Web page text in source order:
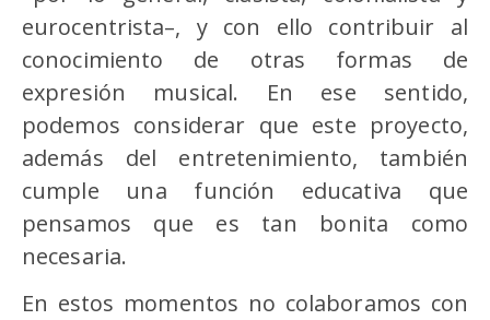
eurocentrista–, y con ello contribuir al
conocimiento de otras formas de
expresión musical. En ese sentido,
podemos considerar que este proyecto,
además del entretenimiento, también
cumple una función educativa que
pensamos que es tan bonita como
necesaria.
En estos momentos no colaboramos con